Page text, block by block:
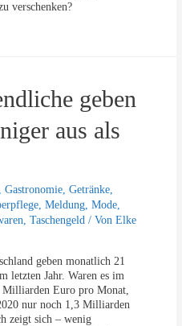
verschenken?
geben
aus als
,Gastronomie ,Getränke
,Meldung ,Mode
,Taschengeld / VonElke
geben monatlich 21
letzten Jahr. Waren es im
Euro pro Monat,
nur noch 1,3 Milliarden
zeigt sich – wenig